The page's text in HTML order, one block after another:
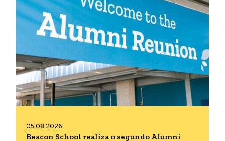
05.08.2026
Beacon School realiza o segundo Alumni